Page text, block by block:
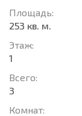
Площадь:
253 кв. м.
Этаж:
1
Всего:
3
Комнат: